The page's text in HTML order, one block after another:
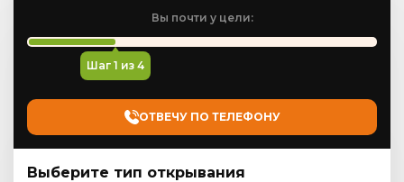
Вы почти у цели:
Шаг 1 из 4
ОТВЕЧУ ПО ТЕЛЕФОНУ
Выберите тип открывания